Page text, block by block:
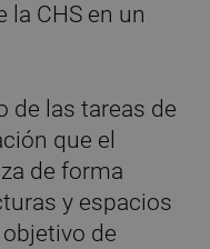
CHS en un
de las tareas de
que el
de forma
y espacios
de